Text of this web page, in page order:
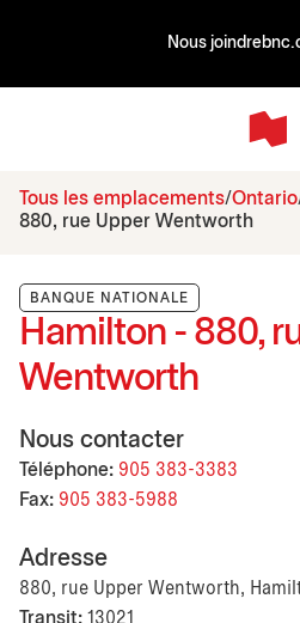
Nous joindre
Tous les emplacements Ontario
880, rue Upper Wentworth
BANQUE NATIONALE
Hamilton - 880,
Wentworth
Nous contacter
Téléphone: 905 383-3383
Fax: 905 383-5988
Adresse
880, rue Upper Wentworth,
Transit: 13021